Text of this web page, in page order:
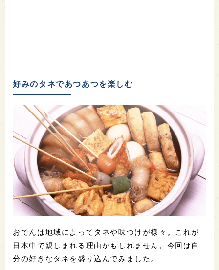
好みのタネであつあつを楽しむ
おでんは地域によってタネや味つけが様々。これが
日本中で親しまれる理由かもしれません。今回は自
分の好きなタネを盛り込んでみました。